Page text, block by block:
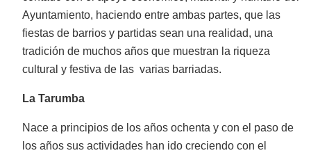
Ayuntamiento, haciendo entre ambas partes, que las
fiestas de barrios y partidas sean una realidad, una
tradición de muchos años que muestran la riqueza
cultural y festiva de las varias barriadas.
La Tarumba
Nace a principios de los años ochenta y con el paso de
los años sus actividades han ido creciendo con el